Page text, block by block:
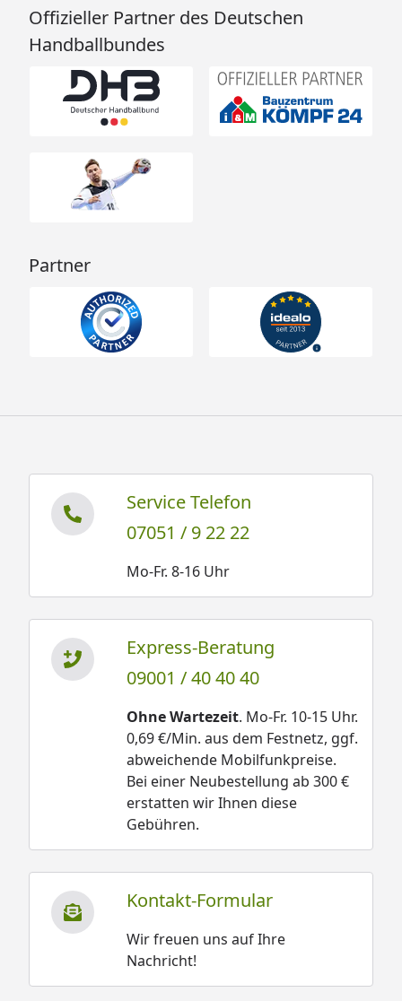
Offizieller Partner des Deutschen
Handballbundes
Partner
Service Telefon
07051 / 9 22 22
Mo-Fr. 8-16 Uhr
Express-Beratung
09001 / 40 40 40
Ohne Wartezeit. Mo-Fr. 10-15 Uhr.
0,69 €/Min. aus dem Festnetz, ggf.
abweichende Mobilfunkpreise.
Bei einer Neubestellung ab 300 €
erstatten wir Ihnen diese
Gebühren.
Kontakt-Formular
Wir freuen uns auf Ihre
Nachricht!